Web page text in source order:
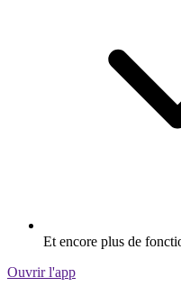
Et encore plus de
Ouvrir l'app